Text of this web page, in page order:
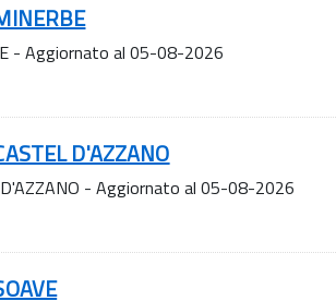
- Aggiornato al 05-08-2026
D'AZZANO
- Aggiornato al 05-08-2026